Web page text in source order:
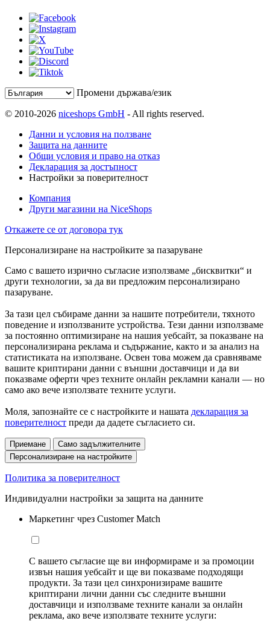
Промени държава/език
© 2010-2026 niceshops GmbH - All rights reserved.
Данни и условия на ползване
Защита на данните
Общи условия и право на отказ
Декларация за достъпност
Настройки за поверителност
Компания
Други магазини на NiceShops
Откажете се от договора тук
Персонализиране на настройките за пазаруване
Само с вашето изрично съгласие използваме „бисквитки“ и
други технологии, за да ви предложим персонализирано
пазаруване.
За тази цел събираме данни за нашите потребители, тяхното
поведение и използваните устройства. Тези данни използваме
за постоянно оптимизиране на нашия уебсайт, за показване на
персонализирана реклама и съдържание, както и за анализ на
статистиката на използване. Освен това можем да сравняваме
вашите криптирани данни с външни доставчици и да ви
показваме оферти чрез техните онлайн рекламни канали — но
само ако вече използвате техните услуги.
Моля, запознайте се с настройките и нашата декларация за
поверителност преди да дадете съгласието си.
Приемане
Само задължителните
Персонализиране на настройките
Политика за поверителност
Индивидуални настройки за защита на данните
Маркетинг чрез Customer Match
С вашето съгласие ще ви информираме и за промоции
извън нашия уебсайт и ще ви показваме подходящи
продукти. За тази цел синхронизираме вашите
криптирани лични данни със следните външни
доставчици и използваме техните канали за онлайн
реклама, ако вече използвате техните услуги: